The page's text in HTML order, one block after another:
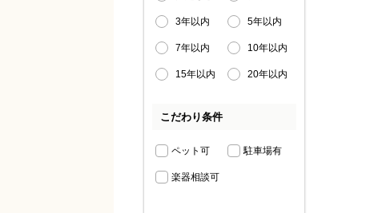
3年以内 5年以内
7年以内 10年以内
15年以内 20年以内
こだわり条件
ペット可 駐車場有
楽器相談可